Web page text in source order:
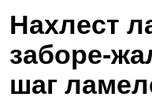
Нахлест
заборе-
шаг